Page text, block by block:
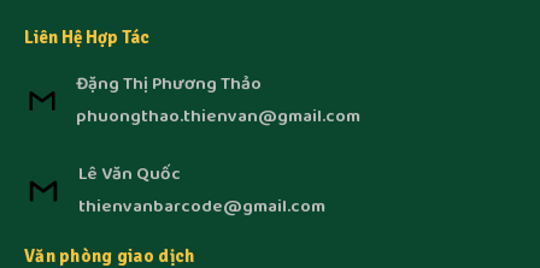
Liên Hệ Hợp Tác
Đặng Thị Phương Thảo
phuongthao.thienvan@gmail.com
Lê Văn Quốc
thienvanbarcode@gmail.com
Văn phòng giao dịch